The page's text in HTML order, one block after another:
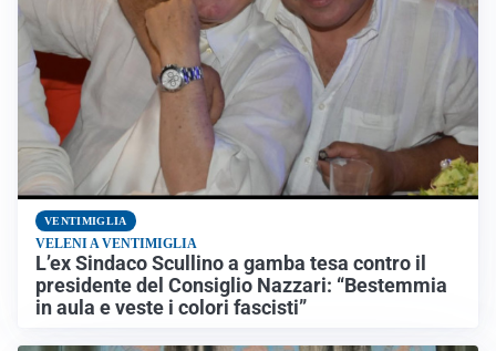
VENTIMIGLIA
VELENI A VENTIMIGLIA
L’ex Sindaco Scullino a gamba tesa contro il
presidente del Consiglio Nazzari: “Bestemmia
in aula e veste i colori fascisti”